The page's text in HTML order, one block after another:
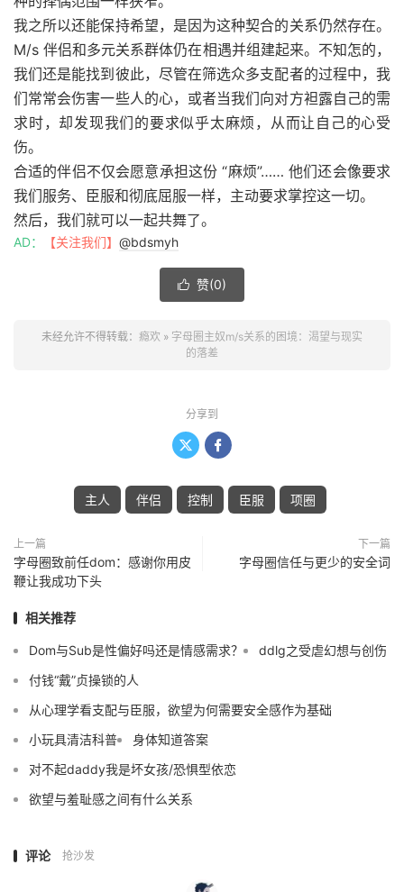
我之所以还能保持希望，是因为这种契合的关系仍然存在。
M/s 伴侣和多元关系群体仍在相遇并组建起来。不知怎的，
我们还是能找到彼此，尽管在筛选众多支配者的过程中，我
们常常会伤害一些人的心，或者当我们向对方袒露自己的需
求时，却发现我们的要求似乎太麻烦，从而让自己的心受
伤。
合适的伴侣不仅会愿意承担这份 “麻烦”…… 他们还会像要求
我们服务、臣服和彻底屈服一样，主动要求掌控这一切。
然后，我们就可以一起共舞了。
AD： 【关注我们】 @bdsmyh
 赞(0)
未经允许不得转载： 瘾欢 » 字母圈主奴m/s关系的困境：渴望与现实
的落差
分享到
 
主人 伴侣 控制 臣服 项圈
上一篇
字母圈致前任dom：感谢你用皮
鞭让我成功下头
下一篇
字母圈信任与更少的安全词
相关推荐
Dom与Sub是性偏好吗还是情感需求？
ddlg之受虐幻想与创伤
付钱“戴”贞操锁的人
从心理学看支配与臣服，欲望为何需要安全感作为基础
小玩具清洁科普
身体知道答案
对不起daddy我是坏女孩/恐惧型依恋
欲望与羞耻感之间有什么关系
评论 抢沙发